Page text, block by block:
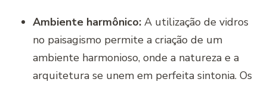
Ambiente harmônico: A utilização de vidros
no paisagismo permite a criação de um
ambiente harmonioso, onde a natureza e a
arquitetura se unem em perfeita sintonia. Os